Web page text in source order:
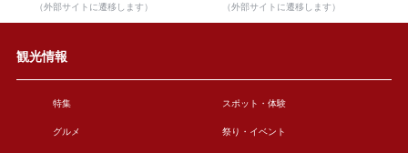
（外部サイトに遷移します） （外部サイトに遷移します）
観光情報
特集 スポット・体験
グルメ 祭り・イベント